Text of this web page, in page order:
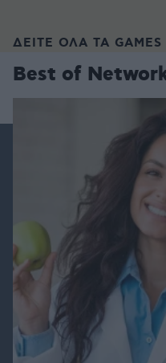
ΔΕΙΤΕ ΟΛΑ ΤΑ GAMES
Best of